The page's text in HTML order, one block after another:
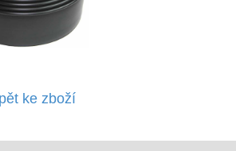
ke zboží